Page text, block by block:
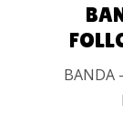
BANDA